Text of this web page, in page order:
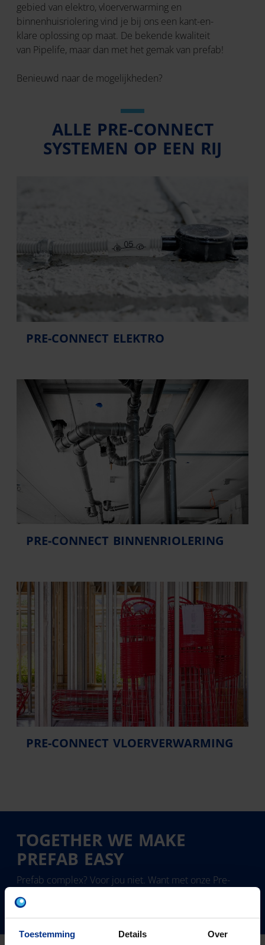
Toestemming Details Over
gebied van elektro, vloerverwarming en
binnenhuisriolering vind je bij ons een kant-en-
klare oplossing op maat. De bekende kwaliteit
van Pipelife, maar dan met het gemak van prefab!
Benieuwd naar de mogelijkheden?
ALLE PRE-CONNECT
SYSTEMEN OP EEN RIJ
PRE-CONNECT ELEKTRO
PRE-CONNECT BINNENRIOLERING
PRE-CONNECT VLOERVERWARMING
TOGETHER WE MAKE
PREFAB EASY
Prefab complex? Voor jou niet. Want met onze Pre-
connect systemen voor elektro, vloerverwarming en
binnenhuisriolering wordt prefab makkelijk!